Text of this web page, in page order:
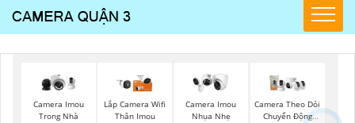
Camera Imou
Trong Nhà
Lắp Camera Wifi
Thân Imou
Camera Imou
Nhụa Nhẹ
Camera Theo Dỏi
Chuyển Động